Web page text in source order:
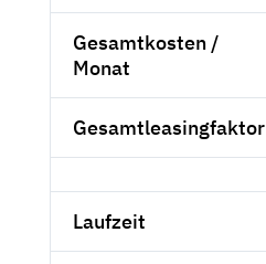
Gesamtkosten /
Monat
Gesamtleasingfaktor
Laufzeit